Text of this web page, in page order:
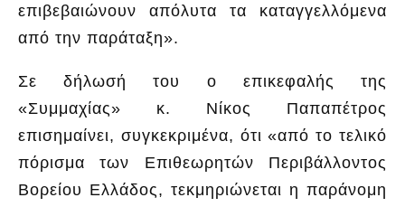
επιβεβαιώνουν απόλυτα τα καταγγελλόμενα
από την παράταξη».
Σε δήλωσή του ο επικεφαλής της
«Συμμαχίας» κ. Νίκος Παπαπέτρος
επισημαίνει, συγκεκριμένα, ότι «από το τελικό
πόρισμα των Επιθεωρητών Περιβάλλοντος
Βορείου Ελλάδος, τεκμηριώνεται η παράνομη